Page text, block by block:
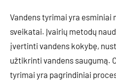
Vandens tyrimai yra esminiai
sveikatai. Įvairių metodų
įvertinti vandens kokybę,
užtikrinti vandens saugumą.
tyrimai yra pagrindiniai